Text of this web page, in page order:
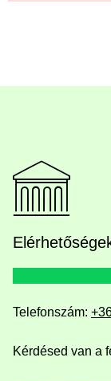
Telefonszám:
Kérdésed van a